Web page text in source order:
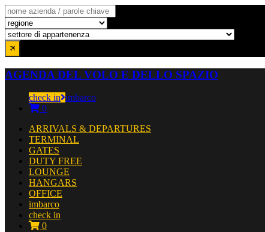
AGENDA DEL VOLO E DELLO SPAZIO
check in imbarco
0
ARRIVALS & DEPARTURES
TERMINAL
GATES
DUTY FREE
LOUNGE
HANGARS
OFFICE
imbarco
check in
0